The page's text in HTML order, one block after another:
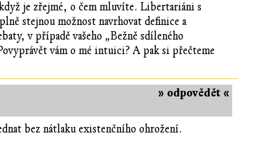
je zřejmé, o čem mluvíte. Libertariáni s
stejnou možnost navrhovat definice a
v případě vašeho „Bežně sdíleného
vám o mé intuici? A pak si přečteme
» odpovědět «
bez nátlaku existenčního ohrožení.